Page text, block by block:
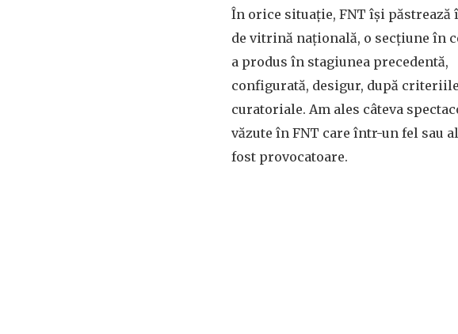
În orice situație, FNT își păstrează
de vitrină națională, o secțiune în
a produs în stagiunea precedentă,
configurată, desigur, după
curatoriale. Am ales câteva
văzute în FNT care într-un fel sau
fost provocatoare.